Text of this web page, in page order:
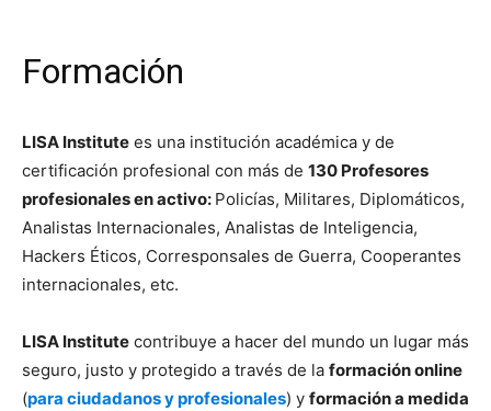
Formación
LISA Institute es una institución académica y de
certificación profesional con más de 130 Profesores
profesionales en activo: Policías, Militares, Diplomáticos,
Analistas Internacionales, Analistas de Inteligencia,
Hackers Éticos, Corresponsales de Guerra, Cooperantes
internacionales, etc.
LISA Institute contribuye a hacer del mundo un lugar más
seguro, justo y protegido a través de la formación online
(para ciudadanos y profesionales) y formación a medida